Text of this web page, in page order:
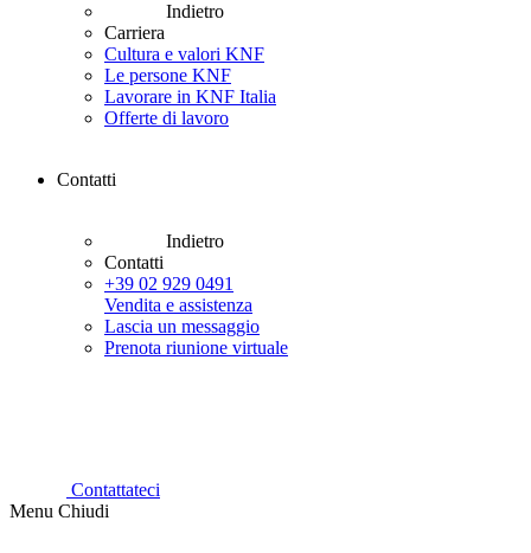
Indietro
Carriera
Cultura e valori KNF
Le persone KNF
Lavorare in KNF Italia
Offerte di lavoro
Contatti
Indietro
Contatti
+39 02 929 0491
Vendita e assistenza
Lascia un messaggio
Prenota riunione virtuale
Contattateci
Menu Chiudi